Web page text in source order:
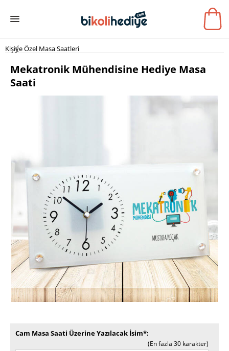
Kişiye Özel Masa Saatleri
Mekatronik Mühendisine Hediye Masa
Saati
Cam Masa Saati Üzerine Yazılacak İsim*
(En fazla 30 karakter)